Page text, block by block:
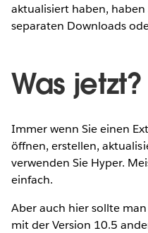
aktualisiert haben, haben
separaten Downloads
Was jetzt?
Immer wenn Sie einen
öffnen, erstellen,
verwenden Sie Hyper.
einfach.
Aber auch hier sollte
mit der Version 10.5